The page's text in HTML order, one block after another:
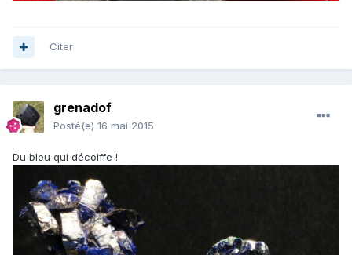
Citer
grenadof
Posté(e) 16 mai 2015
Du bleu qui décoiffe !